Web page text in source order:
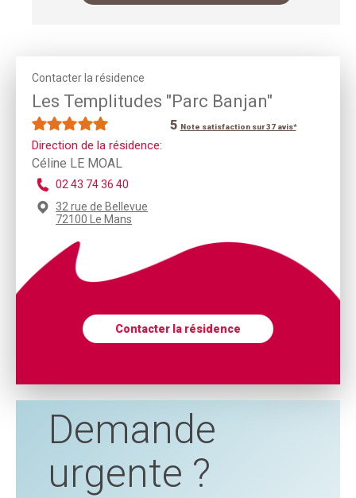
Contacter la résidence
Les Templitudes "Parc Banjan"
5 Note satisfaction sur 37 avis*
Direction de la résidence:
Céline LE MOAL
02 43 74 36 40
32 rue de Bellevue
72100 Le Mans
Contacter la résidence
Demande
urgente ?